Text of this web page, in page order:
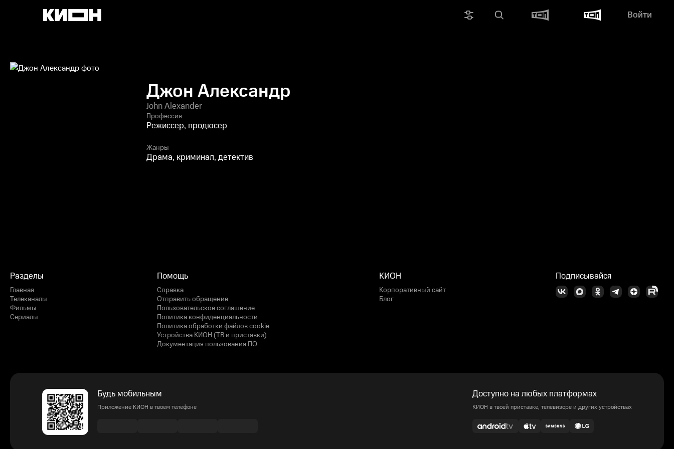
Войти
Джон Александр
John Alexander
Профессия
Режиссер, продюсер
Жанры
Драма, криминал, детектив
Разделы
Главная
Телеканалы
Фильмы
Сериалы
Помощь
Справка
Отправить обращение
Пользовательское соглашение
Политика конфиденциальности
Политика обработки файлов cookie
Устройства КИОН (ТВ и приставки)
Документация пользования ПО
КИОН
Корпоративный сайт
Блог
Подписывайся
Будь мобильным
Приложение КИОН в твоем телефоне
Доступно на любых платформах
КИОН в твоей приставке, телевизоре и других устройствах